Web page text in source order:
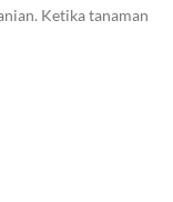
Ketika tanaman